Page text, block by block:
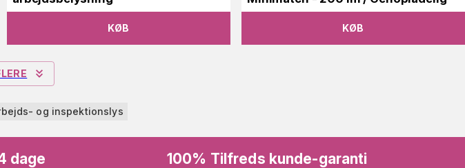
KØB KØB
og inspektionslys
dage 100% Tilfreds kunde-garanti